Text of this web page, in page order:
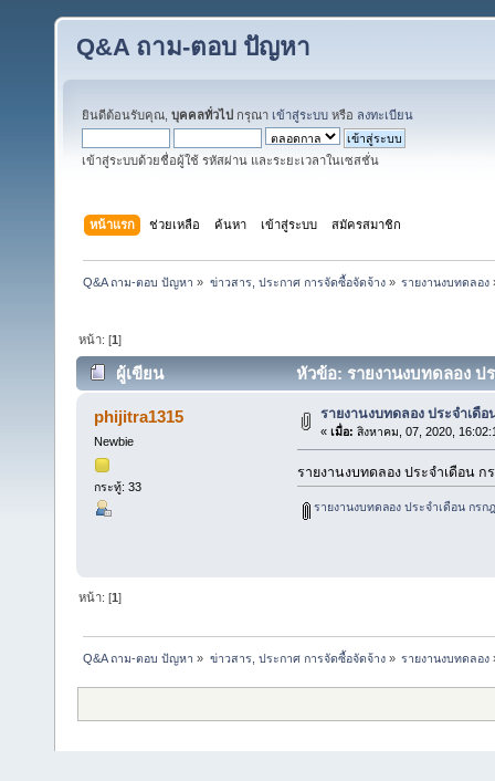
Q&A ถาม-ตอบ ปัญหา
ยินดีต้อนรับคุณ, บุคคลทั่วไป กรุณา เข้าสู่ระบบ หรือ ลงทะเบียน
เข้าสู่ระบบด้วยชื่อผู้ใช้ รหัสผ่าน และระยะเวลาในเซสชั่น
หน้าแรก ช่วยเหลือ ค้นหา เข้าสู่ระบบ สมัครสมาชิก
Q&A ถาม-ตอบ ปัญหา » ข่าวสาร, ประกาศ การจัดซื้อจัดจ้าง» รายงานงบทดลอง
หน้า: [1]
ผู้เขียน หัวข้อ: รายงานงบทดลอง ป
phijitra1315
Newbie
กระทู้: 33
รายงานงบทดลอง ประจำเดื
« เมื่อ: สิงหาคม, 07, 2020,
รายงานงบทดลอง ประจำเดือน ก
รายงานงบทดลอง ประจำเดือน กรก
หน้า: [1]
Q&A ถาม-ตอบ ปัญหา » ข่าวสาร, ประกาศ การจัดซื้อจัดจ้าง» รายงานงบทดลอง